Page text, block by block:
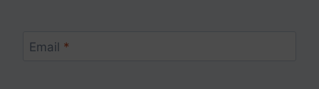
Email *